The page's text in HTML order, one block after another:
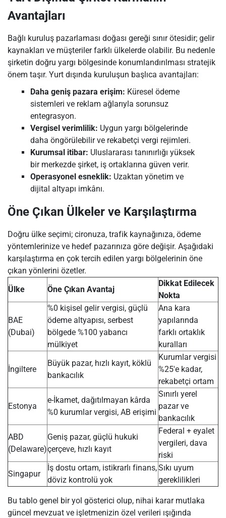
Avantajları
Bağlı kuruluş pazarlaması doğası gereği sınır ötesidir; gelir
kaynakları ve müşteriler farklı ülkelerde olabilir. Bu nedenle
şirketin doğru yargı bölgesinde konumlandırılması stratejik
önem taşır. Yurt dışında kuruluşun başlıca avantajları:
Daha geniş pazara erişim: Küresel ödeme
sistemleri ve reklam ağlarıyla sorunsuz
entegrasyon.
Vergisel verimlilik: Uygun yargı bölgelerinde
daha öngörülebilir ve rekabetçi vergi rejimleri.
Kurumsal itibar: Uluslararası tanınırlığı yüksek
bir merkezde şirket, iş ortaklarına güven verir.
Operasyonel esneklik: Uzaktan yönetim ve
dijital altyapı imkânı.
Öne Çıkan Ülkeler ve Karşılaştırma
Doğru ülke seçimi; cironuza, trafik kaynağınıza, ödeme
yöntemlerinize ve hedef pazarınıza göre değişir. Aşağıdaki
karşılaştırma en çok tercih edilen yargı bölgelerinin öne
çıkan yönlerini özetler.
Ülke
Öne Çıkan Avantaj
Dikkat Edilecek
Nokta
BAE
(Dubai)
%0 kişisel gelir vergisi, güçlü
ödeme altyapısı, serbest
bölgede %100 yabancı
mülkiyet
Ana kara
yapılarında
farklı ortaklık
kuralları
İngiltere
Büyük pazar, hızlı kayıt, köklü
bankacılık
Kurumlar vergisi
%25'e kadar,
rekabetçi ortam
Estonya
e-İkamet, dağıtılmayan kârda
%0 kurumlar vergisi, AB erişimi
Sınırlı yerel
pazar ve
bankacılık
ABD
(Delaware)
Geniş pazar, güçlü hukuki
çerçeve, hızlı kayıt
Federal + eyalet
vergileri, dava
riski
Singapur
İş dostu ortam, istikrarlı finans,
döviz kontrolü yok
Sıkı uyum
gereklilikleri
Bu tablo genel bir yol gösterici olup, nihai karar mutlaka
güncel mevzuat ve işletmenizin özel verileri ışığında